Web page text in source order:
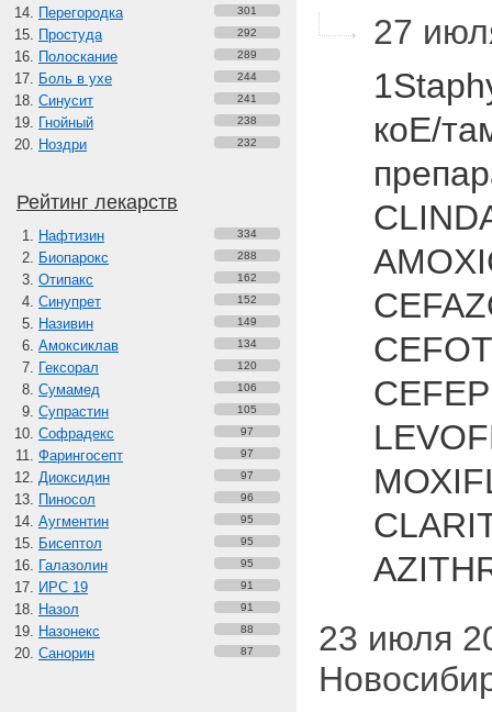
Перегородка 301
Простуда 292
Полоскание 289
Боль в ухе 244
Синусит 241
Гнойный 238
Ноздри 232
Рейтинг лекарств
Нафтизин 334
Биопарокс 288
Отипакс 162
Синупрет 152
Називин 149
Амоксиклав 134
Гексорал 120
Сумамед 106
Супрастин 105
Софрадекс 97
Фарингосепт 97
Диоксидин 97
Пиносол 96
Аугментин 95
Бисептол 95
Галазолин 95
ИРС 19 91
Назол 91
Назонекс 88
Санорин 87
27
коЕ/
23 июля